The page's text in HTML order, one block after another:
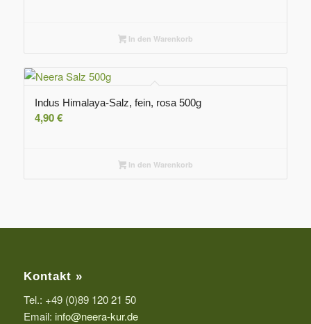
In den Warenkorb
Indus Himalaya-Salz, fein, rosa 500g
4,90€
In den Warenkorb
Kontakt »
Tel.: +49 (0)89 120 21 50
Email: info@neera-kur.de